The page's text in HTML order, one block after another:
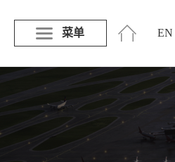
菜单 EN